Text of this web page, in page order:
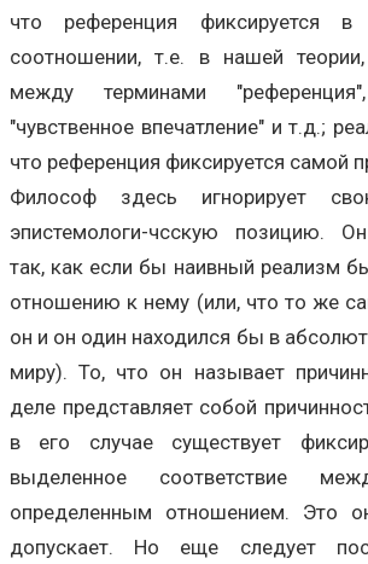
что референция фиксируется в
соотношении, т.е. в нашей
между терминами "референция",
"чувственное впечатление" и т.д.;
что референция фиксируется самой
Философ здесь игнорирует
эпистемологи-чсскую позицию.
так, как если бы наивный реализм
отношению к нему (или, что то же
он и он один находился бы в
миру). То, что он называет
деле представляет собой
в его случае существует
выделенное соответствие
определенным отношением. Это
допускает. Но еще следует